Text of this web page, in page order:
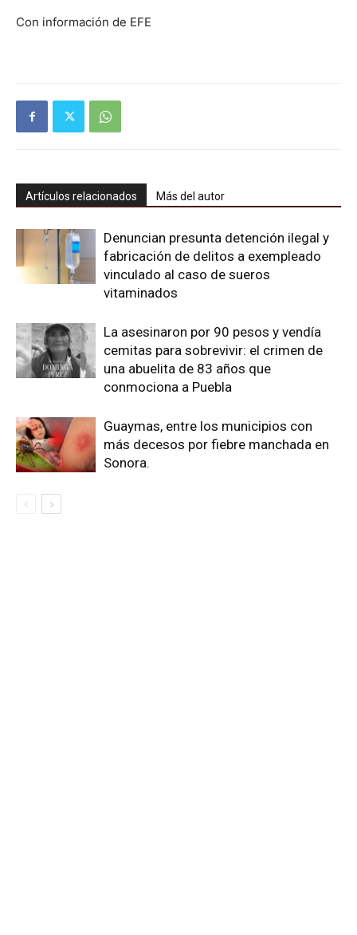
Con información de EFE
Artículos relacionados Más del autor
Denuncian presunta detención ilegal y
fabricación de delitos a exempleado
vinculado al caso de sueros
vitaminados
La asesinaron por 90 pesos y vendía
cemitas para sobrevivir: el crimen de
una abuelita de 83 años que
conmociona a Puebla
Guaymas, entre los municipios con
más decesos por fiebre manchada en
Sonora.